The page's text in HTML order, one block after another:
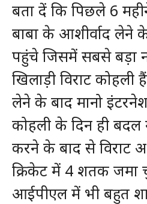
बता दें कि पिछले 6
बाबा के आशीर्वाद लेने
पहुंचे जिसमें सबसे बड़ा
खिलाड़ी विराट कोहली
लेने के बाद मानो
कोहली के दिन ही बदल
करने के बाद से विराट
क्रिकेट में 4 शतक जमा
आईपीएल में भी बहुत